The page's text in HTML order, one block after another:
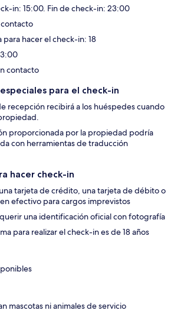
in: 15:00. Fin de check-in: 23:00
para hacer el check-in: 18
contacto
para el check-in
recepción recibirá a los huéspedes cuando
proporcionada por la propiedad podría
con herramientas de traducción
hacer check-in
tarjeta de crédito, una tarjeta de débito o
efectivo para cargos imprevistos
una identificación oficial con fotografía
para realizar el check-in es de 18 años
mascotas ni animales de servicio